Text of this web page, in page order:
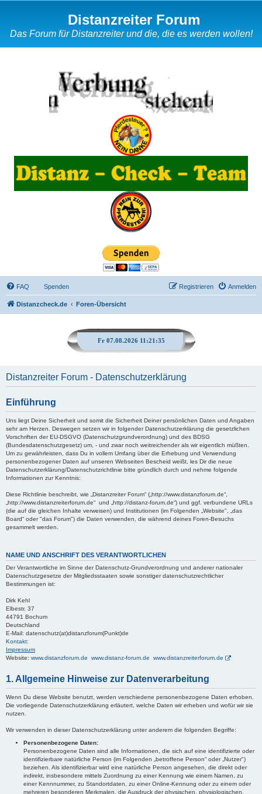
Distanzreiter Forum
Das Forum für Distanzreiter und die, die es werden wollen!
FAQ Spenden Anmelden
Registrieren
Distanzcheck.de Foren-Übersicht
Fr 07.08.2026 11:21:36
Distanzreiter Forum - Datenschutzerklärung
Einführung
Uns liegt Deine Sicherheit und somit die Sicherheit Deiner persönlichen Daten und Angaben
sehr am Herzen. Deswegen setzen wir in folgender Datenschutzerklärung die gesetzlichen
Vorschriften der EU-DSGVO (Datenschutzgrundverordnung) und des BDSG
(Bundesdatenschutzgesetz) um, - und zwar noch weitreichender als wir eigentlich müßten.
Um zu gewährleisten, dass Du in vollem Umfang über die Erhebung und Verwendung
personenbezogener Daten auf unseren Webseiten Bescheid weißt, les Dir die neue
Datenschutzerklärung/Datenschutzrichtlinie bitte gründlich durch und nehme folgende
Informationen zur Kenntnis:
Diese Richtlinie beschreibt, wie „Distanzreiter Forum“ („http://www.distanzforum.de“,
„http://www.distanzreiterforum.de“ und „http://distanz-forum.de“) und ggf. verbundene URLs
(die auf die gleichen Inhalte verweisen) und Institutionen (im Folgenden „Website", „das
Board“ oder "das Forum") die Daten verwenden, die während deines Foren-Besuchs
gesammelt werden.
NAME UND ANSCHRIFT DES VERANTWORTLICHEN
Der Verantwortliche im Sinne der Datenschutz-Grundverordnung und anderer nationaler
Datenschutzgesetze der Mitgliedsstaaten sowie sonstiger datenschutzrechtlicher
Bestimmungen ist:
Dirk Kehl
Elbestr. 37
44791 Bochum
Deutschland
E-Mail: datenschutz(at)distanzforum(Punkt)de
Kontakt:
Impressum
Website: www.distanzforum.de www.distanz-forum.de www.distanzreiterforum.de
1. Allgemeine Hinweise zur Datenverarbeitung
Wenn Du diese Website benutzt, werden verschiedene personenbezogene Daten erhoben.
Die vorliegende Datenschutzerklärung erläutert, welche Daten wir erheben und wofür wir sie
nutzen.
Wir verwenden in dieser Datenschutzerklärung unter anderem die folgenden Begriffe:
Personenbezogene Daten:
Personenbezogene Daten sind alle Informationen, die sich auf eine identifizierte oder
identifizierbare natürliche Person (im Folgenden „betroffene Person“ oder „Nutzer")
beziehen. Als identifizierbar wird eine natürliche Person angesehen, die direkt oder
indirekt, insbesondere mittels Zuordnung zu einer Kennung wie einem Namen, zu
einer Kennnummer, zu Standortdaten, zu einer Online-Kennung oder zu einem oder
mehreren besonderen Merkmalen, die Ausdruck der physischen, physiologischen,